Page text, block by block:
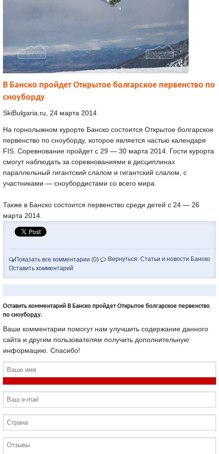
В Банско пройдет Открытое болгарское первенство по
сноуборду
SkiBulgaria.ru, 24 марта 2014
На горнолыжном курорте Банско состоится Открытое болгарское
первенство по сноуборду, которое является частью календаря
FIS. Соревнование пройдет с 29 — 30 марта 2014. Гости курорта
смогут наблюдать за соревнованиями в дисциплинах
параллельный гигантский слалом и гигантский слалом, с
участниками — сноубордистами со всего мира.
Также в Банско состоится первенство среди детей с 24 — 26
марта 2014.
Вернуться: Статьи и новости Банско
Показать все комментарии (0)
Оставить комментарий
Оставить комментарий В Банско пройдет Открытое болгарское первенство
по сноуборду.
Ваши комментарии помогут нам улучшить содержание данного
сайта и другим пользователям получить дополнительную
информацию. Спасибо!